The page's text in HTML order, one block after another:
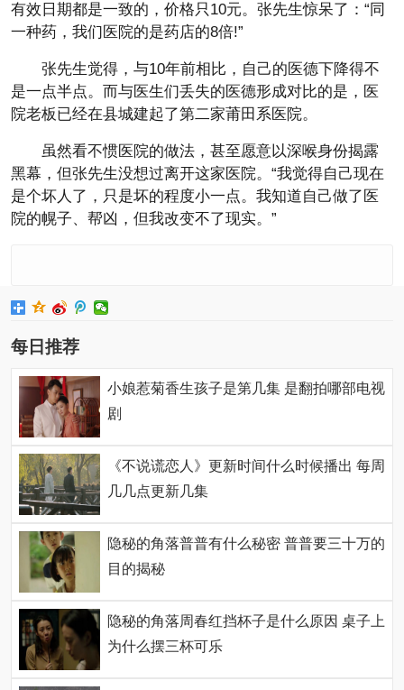
有效日期都是一致的，价格只10元。张先生惊呆了：“同
一种药，我们医院的是药店的8倍!”
张先生觉得，与10年前相比，自己的医德下降得不
是一点半点。而与医生们丢失的医德形成对比的是，医
院老板已经在县城建起了第二家莆田系医院。
虽然看不惯医院的做法，甚至愿意以深喉身份揭露
黑幕，但张先生没想过离开这家医院。“我觉得自己现在
是个坏人了，只是坏的程度小一点。我知道自己做了医
院的幌子、帮凶，但我改变不了现实。”
每日推荐
小娘惹菊香生孩子是第几集 是翻拍哪部电视
剧
《不说谎恋人》更新时间什么时候播出 每周
几几点更新几集
隐秘的角落普普有什么秘密 普普要三十万的
目的揭秘
隐秘的角落周春红挡杯子是什么原因 桌子上
为什么摆三杯可乐